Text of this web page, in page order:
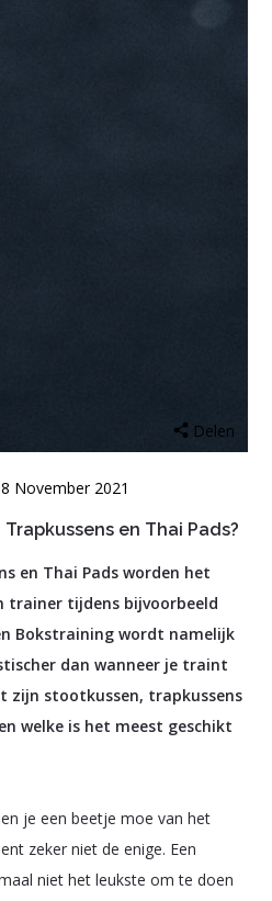
Delen
November 2021
en Thai Pads?
en Thai Pads worden het
trainer tijdens bijvoorbeeld
Bokstraining wordt namelijk
dan wanneer je traint
zijn stootkussen, trapkussens
welke is het meest geschikt
je een beetje moe van het
zeker niet de enige. Een
niet het leukste om te doen